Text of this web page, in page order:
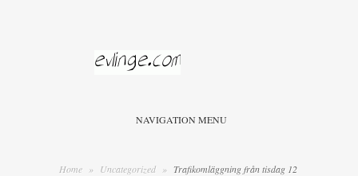
NAVIGATION MENU
Home » Uncategorized » Trafikomläggning från tisdag 12